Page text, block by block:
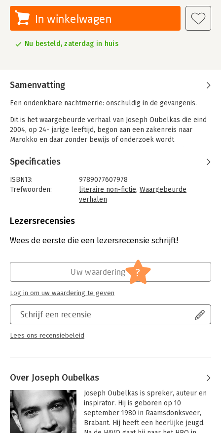
In winkelwagen
Nu besteld, zaterdag in huis
Samenvatting
Een ondenkbare nachtmerrie: onschuldig in de gevangenis.
Dit is het waargebeurde verhaal van Joseph Oubelkas die eind
2004, op 24- jarige leeftijd, begon aan een zakenreis naar
Marokko en daar zonder bewijs of onderzoek wordt
gedaan.
Ondanks de fouten in het vonnis en de conclusie van het
Nederlandse ministerie van Buitenlandse Zaken dat er geen
enkel bewijs richting Joseph wijst, beginnen voor hem de jaren
onrechtvaardige leven in de verschillende gevangenissen
bouwt Joseph toch een aantal bijzondere vriendschappen op
en wordt hij onvoorwaardelijk gesteund door duizenden
brieven en kaarten van vrienden, kennissen en onbekenden,
'Mijn kind, je laat een spoor achter van moed, levensvreugde,
onschuld en goedheid'
Specificaties
ISBN13:
9789077607978
Trefwoorden:
literaire non-fictie, Waargebeurde
verhalen
Bindwijze:
Uitgever:
Galilee
Hoofdrubriek: Literatuur en romans
Lezersrecensies
Wees de eerste die een lezersrecensie schrijft!
Schrijf een recensie
Lees ons recensiebeleid
Uw waardering ?
Log in om uw waardering te geven
Over Joseph Oubelkas
Joseph Oubelkas is spreker, auteur en
inspirator. Hij is geboren op 10
september 1980 in Raamsdonksveer,
Brabant. Hij heeft een heerlijke jeugd.